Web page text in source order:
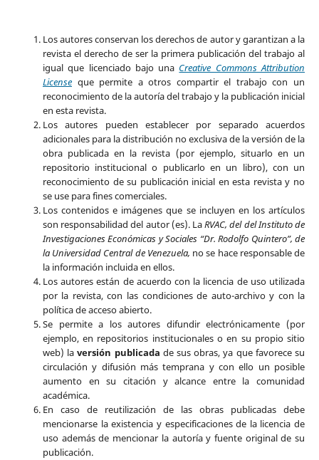
Los autores conservan los derechos de autor y garantizan a la
revista el derecho de ser la primera publicación del trabajo al
igual que licenciado bajo una Creative Commons Attribution
Licenseque permite a otros compartir el trabajo con un
reconocimiento de la autoría del trabajo y la publicación inicial
en esta revista.
Los autores pueden establecer por separado acuerdos
adicionales para la distribución no exclusiva de la versión de la
obra publicada en la revista (por ejemplo, situarlo en un
repositorio institucional o publicarlo en un libro), con un
reconocimiento de su publicación inicial en esta revista y no
se use para fines comerciales.
Los contenidos e imágenes que se incluyen en los artículos
son responsabilidad del autor (es). LaRVAC, del del Instituto de
Investigaciones Económicas y Sociales “Dr. Rodolfo Quintero”, de
la Universidad Central de Venezuela, no se hace responsable de
la información incluida en ellos.
Los autores están de acuerdo con la licencia de uso utilizada
por la revista, con las condiciones de auto-archivo y con la
política de acceso abierto.
Se permite a los autores difundir electrónicamente (por
ejemplo, en repositorios institucionales o en su propio sitio
web) laversión publicada de sus obras, ya que favorece su
circulación y difusión más temprana y con ello un posible
aumento en su citación y alcance entre la comunidad
académica.
En caso de reutilización de las obras publicadas debe
mencionarse la existencia y especificaciones de la licencia de
uso además de mencionar la autoría y fuente original de su
publicación.